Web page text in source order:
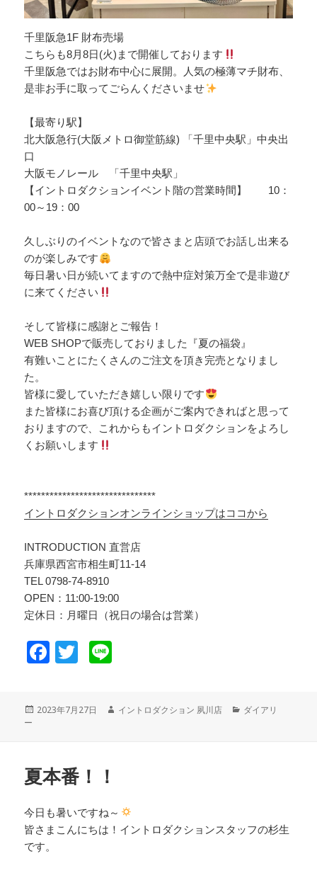
千里阪急1F 財布売場
こちらも8月8日(火)まで開催しております
千里阪急ではお財布中心に展開。人気の極薄マチ財布、
是非お手に取ってごらんくださいませ
【最寄り駅】
北大阪急行(大阪メトロ御堂筋線) 「千里中央駅」中央出
口
大阪モノレール 「千里中央駅」
【イントロダクションイベント階の営業時間】 10：
00～19：00
久しぶりのイベントなので皆さまと店頭でお話し出来る
のが楽しみです
毎日暑い日が続いてますので熱中症対策万全で是非遊び
に来てください
そして皆様に感謝とご報告！
WEB SHOPで販売しておりました『夏の福袋』
有難いことにたくさんのご注文を頂き完売となりまし
た。
皆様に愛していただき嬉しい限りです
また皆様にお喜び頂ける企画がご案内できればと思って
おりますので、これからもイントロダクションをよろし
くお願いします
*******************************
イントロダクションオンラインショップはココから
INTRODUCTION 直営店
兵庫県西宮市相生町11-14
TEL 0798-74-8910
OPEN：11:00-19:00
定休日：月曜日（祝日の場合は営業）
F
e
o
o
k
T
er
投
2023年7月27日
作
イントロダクション 夙川店
カ
ダイアリ
ー
夏本番！！
今日も暑いですね～
皆さまこんにちは！イントロダクションスタッフの杉生
です。